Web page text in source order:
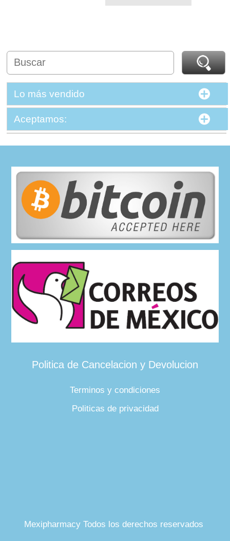
Lo más vendido
Aceptamos:
Politica de Cancelacion y Devolucion
Terminos y condiciones
Politicas de privacidad
Mexipharmacy Todos los derechos reservados